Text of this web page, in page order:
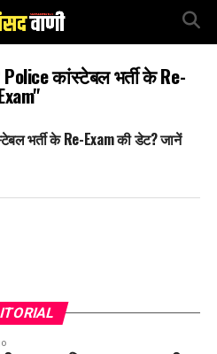
कांस्टेबल भर्ती के Re-
भर्ती के Re-Exam की डेट? जानें